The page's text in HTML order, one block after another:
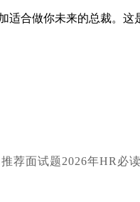
合做你未来的总裁。